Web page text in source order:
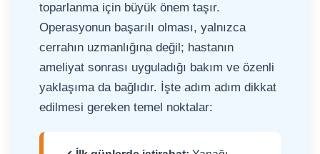
toparlanma için büyük önem taşır.
Operasyonun başarılı olması, yalnızca
cerrahın uzmanlığına değil; hastanın
ameliyat sonrası uyguladığı bakım ve özenli
yaklaşıma da bağlıdır. İşte adım adım dikkat
edilmesi gereken temel noktalar: